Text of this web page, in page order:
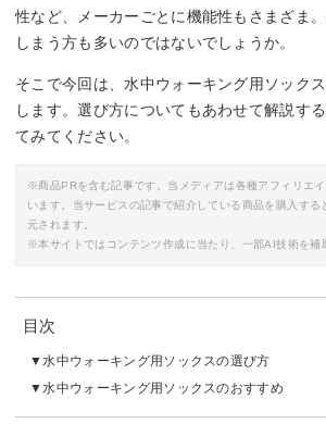
性など、メーカーごとに機能性もさまざま
しまう方も多いのではないでしょうか。
そこで今回は、水中ウォーキング用ソック
します。選び方についてもあわせて解説す
てみてください。
※商品PRを含む記事です。当メディアは各種アフィリエ
います。当サービスの記事で紹介している商品を購入する
元されます。
※本サイトではコンテンツ作成に当たり、一部AI技術を補
目次
水中ウォーキング用ソックスの選び方
水中ウォーキング用ソックスのおすすめ